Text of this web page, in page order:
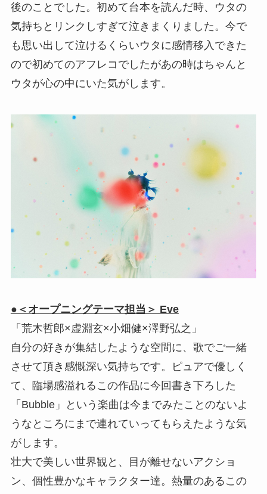
後のことでした。初めて台本を読んだ時、ウタの
気持ちとリンクしすぎて泣きまくりました。今で
も思い出して泣けるくらいウタに感情移入できた
ので初めてのアフレコでしたがあの時はちゃんと
ウタが心の中にいた気がします。
●＜オープニングテーマ担当＞ Eve
「荒木哲郎×虚淵玄×小畑健×澤野弘之」
自分の好きが集結したような空間に、歌でご一緒
させて頂き感慨深い気持ちです。ピュアで優しく
て、臨場感溢れるこの作品に今回書き下ろした
「Bubble」という楽曲は今までみたことのないよ
うなところにまで連れていってもらえたような気
がします。
壮大で美しい世界観と、目が離せないアクショ
ン、個性豊かなキャラクター達。熱量のあるこの